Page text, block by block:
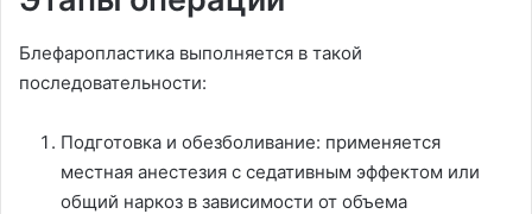
Блефаропластика выполняется в такой
последовательности:
Подготовка и обезболивание: применяется
местная анестезия с седативным эффектом или
общий наркоз в зависимости от объема